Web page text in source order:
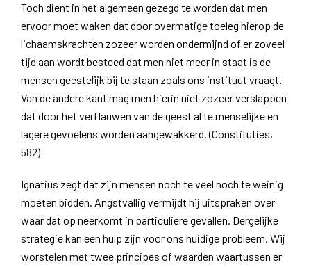
Toch dient in het algemeen gezegd te worden dat men
ervoor moet waken dat door overmatige toeleg hierop de
lichaamskrachten zozeer worden ondermijnd of er zoveel
tijd aan wordt besteed dat men niet meer in staat is de
mensen geestelijk bij te staan zoals ons instituut vraagt.
Van de andere kant mag men hierin niet zozeer verslappen
dat door het verflauwen van de geest al te menselijke en
lagere gevoelens worden aangewakkerd. (Constituties,
582)
Ignatius zegt dat zijn mensen noch te veel noch te weinig
moeten bidden. Angstvallig vermijdt hij uitspraken over
waar dat op neerkomt in particuliere gevallen. Dergelijke
strategie kan een hulp zijn voor ons huidige probleem. Wij
worstelen met twee principes of waarden waartussen er